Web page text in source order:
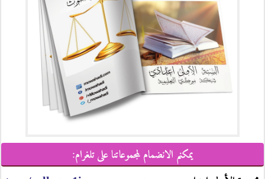
يمكنم الانضمام لمجموعاتنا على تلغرام: